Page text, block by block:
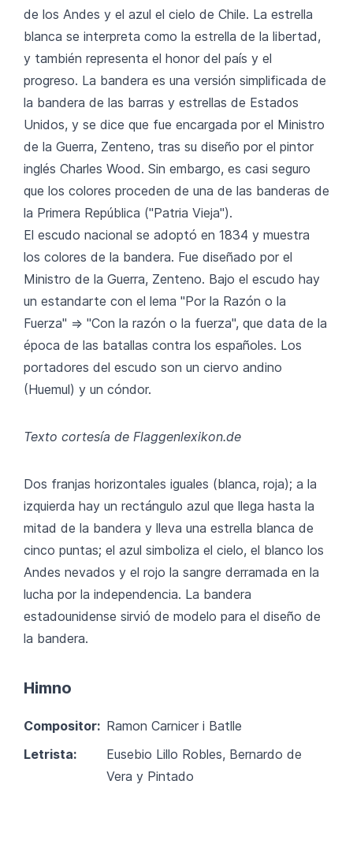
de los Andes y el azul el cielo de Chile. La estrella
blanca se interpreta como la estrella de la libertad,
y también representa el honor del país y el
progreso. La bandera es una versión simplificada de
la bandera de las barras y estrellas de Estados
Unidos, y se dice que fue encargada por el Ministro
de la Guerra, Zenteno, tras su diseño por el pintor
inglés Charles Wood. Sin embargo, es casi seguro
que los colores proceden de una de las banderas de
la Primera República ("Patria Vieja").
El escudo nacional se adoptó en 1834 y muestra
los colores de la bandera. Fue diseñado por el
Ministro de la Guerra, Zenteno. Bajo el escudo hay
un estandarte con el lema "Por la Razón o la
Fuerza" => "Con la razón o la fuerza", que data de la
época de las batallas contra los españoles. Los
portadores del escudo son un ciervo andino
(Huemul) y un cóndor.
Texto cortesía de Flaggenlexikon.de
Dos franjas horizontales iguales (blanca, roja); a la
izquierda hay un rectángulo azul que llega hasta la
mitad de la bandera y lleva una estrella blanca de
cinco puntas; el azul simboliza el cielo, el blanco los
Andes nevados y el rojo la sangre derramada en la
lucha por la independencia. La bandera
estadounidense sirvió de modelo para el diseño de
la bandera.
Himno
Compositor: Ramon Carnicer i Batlle
Letrista:
Eusebio Lillo Robles, Bernardo de
Vera y Pintado